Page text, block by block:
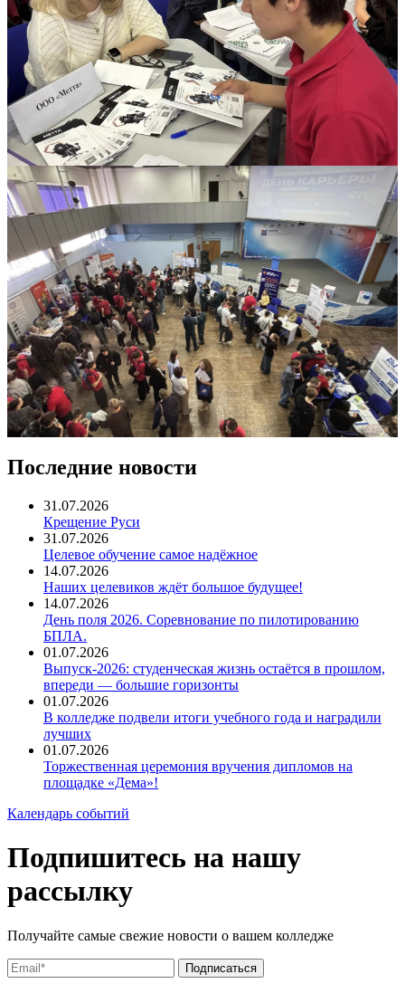
Последние новости
31.07.2026
Крещение Руси
31.07.2026
Целевое обучение самое надёжное
14.07.2026
Наших целевиков ждёт большое будущее!
14.07.2026
День поля 2026. Соревнование по пилотированию
БПЛА.
01.07.2026
Выпуск-2026: студенческая жизнь остаётся в прошлом,
впереди — большие горизонты
01.07.2026
В колледже подвели итоги учебного года и наградили
лучших
01.07.2026
Торжественная церемония вручения дипломов на
площадке «Дема»!
Календарь событий
Подпишитесь на нашу
рассылку
Получайте самые свежие новости о вашем колледже